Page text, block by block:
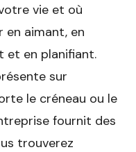
vie et où
en aimant, en
et en planifiant.
sur
le créneau ou le
fournit des
trouverez